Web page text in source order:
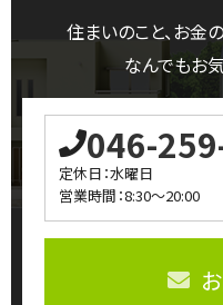
住まいのこと、お金
なんでもお
046-
定休日：水曜日
営業時間：8:30～20:00